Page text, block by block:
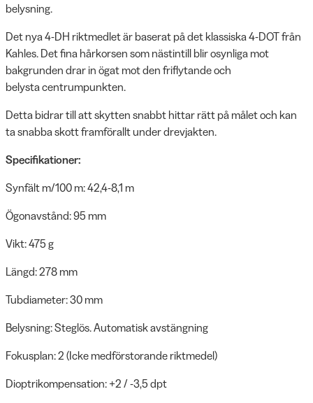
belysning.
Det nya 4-DH riktmedlet är baserat på det klassiska 4-DOT från
Kahles. Det fina hårkorsen som nästintill blir osynliga mot
bakgrunden drar in ögat mot den friflytande och
belysta centrumpunkten.
Detta bidrar till att skytten snabbt hittar rätt på målet och kan
ta snabba skott framförallt under drevjakten.
Specifikationer:
Synfält m/100 m: 42,4-8,1 m
Ögonavstånd: 95 mm
Vikt: 475 g
Längd: 278 mm
Tubdiameter: 30 mm
Belysning: Steglös. Automatisk avstängning
Fokusplan: 2 (Icke medförstorande riktmedel)
Dioptrikompensation: +2 / -3,5 dpt